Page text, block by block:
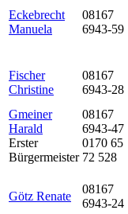
Eckebrecht
Manuela
08167
6943-59
Fischer
Christine
08167
6943-28
Gmeiner
Harald
Erster
Bürgermeister
08167
6943-47
0170 65
72 528
Götz Renate
08167
6943-24